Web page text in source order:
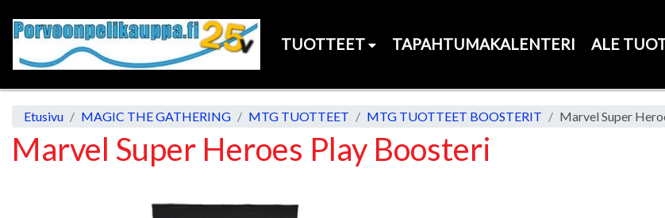
TUOTTEET TAPAHTUMAKALENTERI ALE
Etusivu MAGIC THE GATHERING MTG TUOTTEET MTG TUOTTEET BOOSTERIT Marvel Super
Marvel Super Heroes Play Boosteri